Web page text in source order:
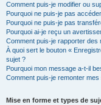
Comment puis-je modifier ou
Pourquoi ne puis-je pas
Pourquoi ne puis-je pas
Pourquoi ai-je reçu un
Comment puis-je rapporter
À quoi sert le bouton «
sujet ?
Pourquoi mon message a-t-il
Comment puis-je remonter mes
Mise en forme et types de